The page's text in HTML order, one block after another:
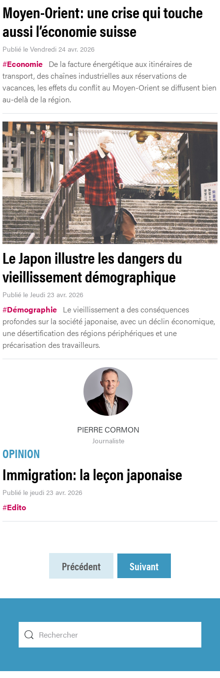
Moyen-Orient: une crise qui touche
aussi l’économie suisse
Publié le Vendredi 24 avr. 2026
#Economie De la facture énergétique aux itinéraires de
transport, des chaînes industrielles aux réservations de
vacances, les effets du conflit au Moyen-Orient se diffusent bien
au-delà de la région.
Le Japon illustre les dangers du
vieillissement démographique
Publié le Jeudi 23 avr. 2026
#Démographie Le vieillissement a des conséquences
profondes sur la société japonaise, avec un déclin économique,
une désertification des régions périphériques et une
précarisation des travailleurs.
PIERRE CORMON
Journaliste
OPINION
Immigration: la leçon japonaise
Publié le jeudi 23 avr. 2026
#Edito
Précédent Suivant